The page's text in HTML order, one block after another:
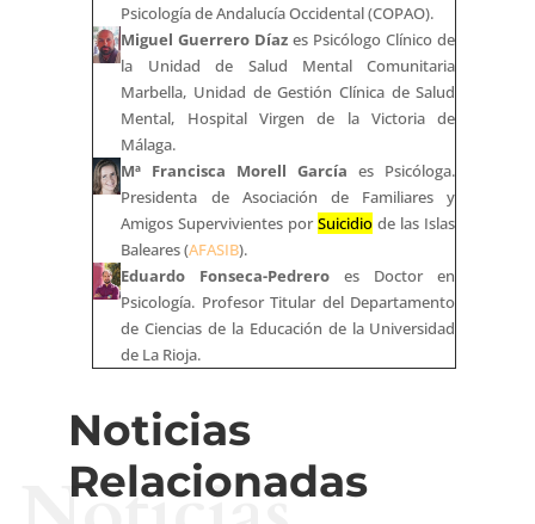
Psicología de Andalucía Occidental (COPAO).
Miguel Guerrero Díaz es Psicólogo Clínico de
la Unidad de Salud Mental Comunitaria
Marbella, Unidad de Gestión Clínica de Salud
Mental, Hospital Virgen de la Victoria de
Málaga.
Mª Francisca Morell García es Psicóloga.
Presidenta de Asociación de Familiares y
Amigos Supervivientes porSuicidio de las Islas
Baleares (AFASIB).
Eduardo Fonseca-Pedrero es Doctor en
Psicología. Profesor Titular del Departamento
de Ciencias de la Educación de la Universidad
de La Rioja.
Noticias
Relacionadas